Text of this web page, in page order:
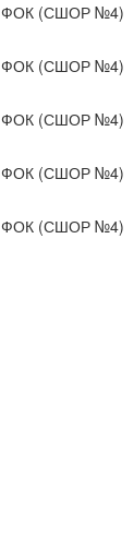
ФОК (СШОР №4)
ФОК (СШОР №4)
ФОК (СШОР №4)
ФОК (СШОР №4)
ФОК (СШОР №4)